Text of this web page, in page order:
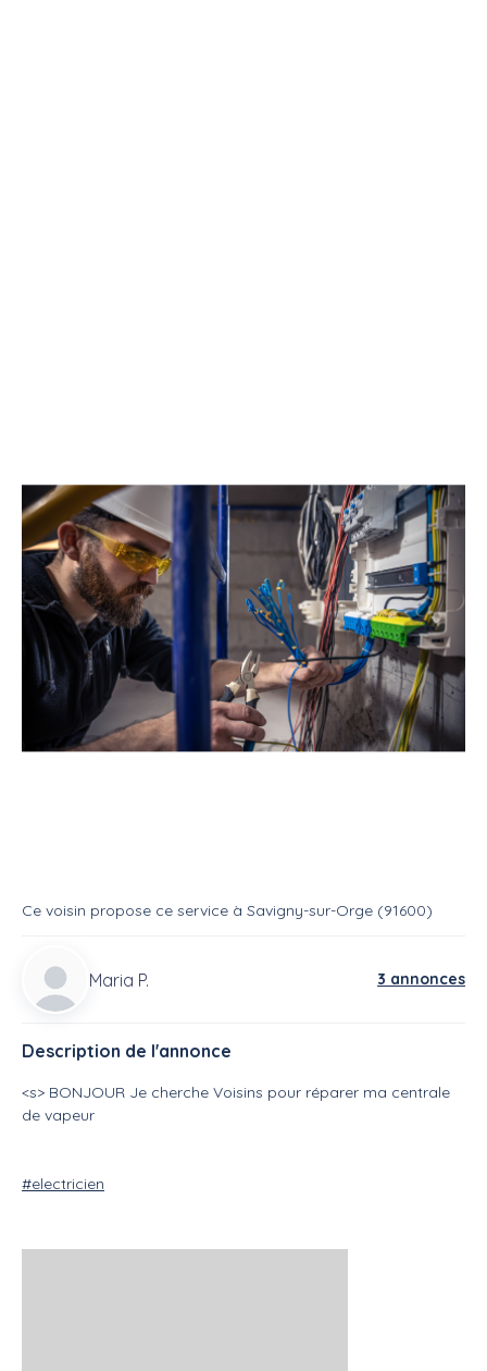
Service Bricoleur Electricien
Réparation
Service Electricien
Ce voisin propose ce service à Savigny-sur-Orge (91600)
Maria P. 3 annonces
Description de l'annonce
<s> BONJOUR Je cherche Voisins pour réparer ma centrale
de vapeur
#electricien